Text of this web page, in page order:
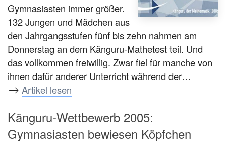
Gymnasiasten immer größer.
132 Jungen und Mädchen aus
den Jahrgangsstufen fünf bis zehn nahmen am
Donnerstag an dem Känguru-Mathetest teil. Und
das vollkommen freiwillig. Zwar fiel für manche von
ihnen dafür anderer Unterricht während der…
Artikel lesen
Känguru-Wettbewerb 2005:
Gymnasiasten bewiesen Köpfchen